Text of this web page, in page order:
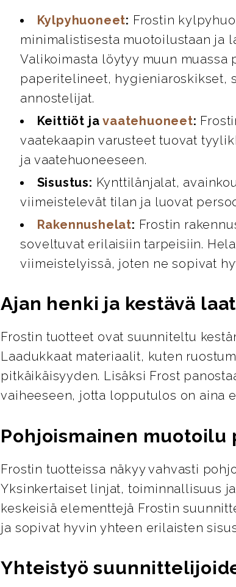
Kylpyhuoneet: Frostin
minimalistisesta muotoilustaan ja
Valikoimasta löytyy muun muassa
paperitelineet, hygieniaroskikset,
annostelijat.
Keittiöt javaatehuoneet:
vaatekaapin varusteet tuovat
ja vaatehuoneeseen.
Sisustus: Kynttilänjalat,
viimeistelevät tilan ja luovat
Rakennushelat: Frostin
soveltuvat erilaisiin tarpeisiin.
viimeistelyissä, joten ne sopivat
Ajan henki ja kestävä
Frostin tuotteet ovat suunniteltu
Laadukkaat materiaalit, kuten
pitkäikäisyyden. Lisäksi Frost
vaiheeseen, jotta lopputulos on aina
Pohjoismainen muotoilu
Frostin tuotteissa näkyy vahvasti
Yksinkertaiset linjat, toiminnallisuus
keskeisiä elementtejä Frostin
ja sopivat hyvin yhteen erilaisten
Yhteistyö